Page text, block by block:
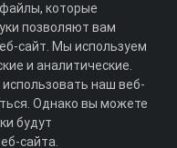
которые
позволяют вам
сайт. Мы используем
и аналитические.
наш веб-
Однако вы можете
будут
сайта.